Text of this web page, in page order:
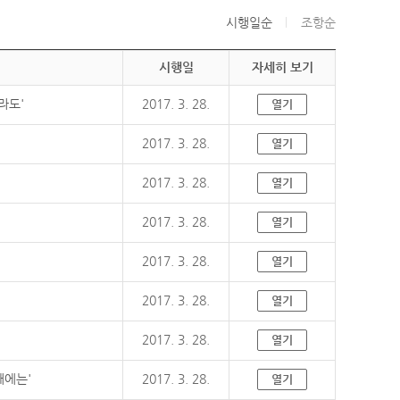
시행일순 조항순
시행일 자세히 보기
도' 2017. 3. 28. 열기
2017. 3. 28. 열기
2017. 3. 28. 열기
2017. 3. 28. 열기
2017. 3. 28. 열기
2017. 3. 28. 열기
2017. 3. 28. 열기
에는' 2017. 3. 28. 열기